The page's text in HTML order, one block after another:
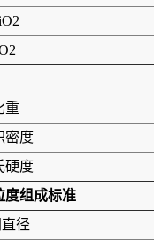
重
密度
硬度
度组成标准
径